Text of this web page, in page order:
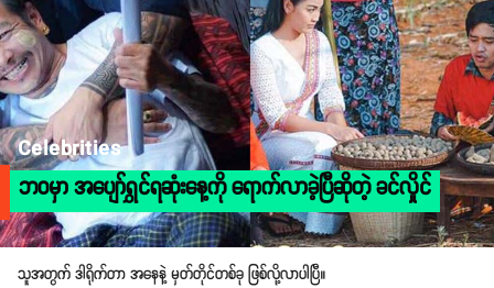
Celebrities
ဘဝမှာ အပျော်ရွှင်ရဆုံးနေ့ကို ရောက်လာခဲ့ပြီဆိုတဲ့ ခင်လှိုင်
သူအတွက် ဒါရိုက်တာ အနေနဲ့ မှတ်တိုင်တစ်ခု ဖြစ်လို့လာပါပြီ။